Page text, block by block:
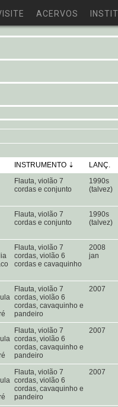
ACERVOS
INSTRUMENTO
LANÇ.
Flauta, violão 7
cordas e conjunto
1990s
(talvez)
Flauta, violão 7
cordas e conjunto
1990s
(talvez)
Flauta, violão 7
cordas, violão 6
cordas e cavaquinho
2008
jan
Flauta, violão 7
cordas, violão 6
cordas, cavaquinho e
pandeiro
2007
Flauta, violão 7
cordas, violão 6
cordas, cavaquinho e
pandeiro
2007
Flauta, violão 7
cordas, violão 6
cordas, cavaquinho e
pandeiro
2007